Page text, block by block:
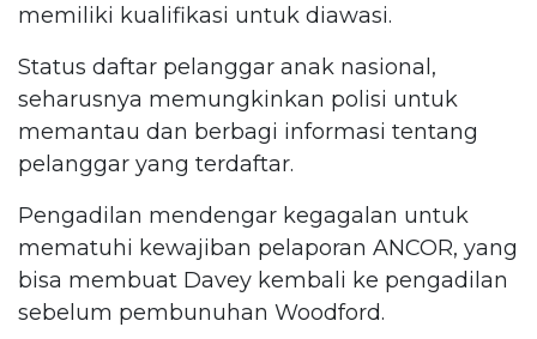
memiliki kualifikasi untuk diawasi.
Status daftar pelanggar anak nasional,
seharusnya memungkinkan polisi untuk
memantau dan berbagi informasi tentang
pelanggar yang terdaftar.
Pengadilan mendengar kegagalan untuk
mematuhi kewajiban pelaporan ANCOR, yang
bisa membuat Davey kembali ke pengadilan
sebelum pembunuhan Woodford.